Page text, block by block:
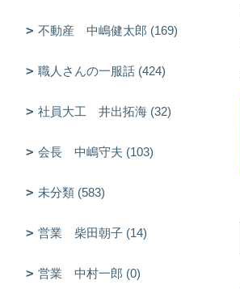
不動産 中嶋健太郎 (169)
職人さんの一服話 (424)
社員大工 井出拓海 (32)
会長 中嶋守夫 (103)
未分類 (583)
営業 柴田朝子 (14)
営業 中村一郎 (0)